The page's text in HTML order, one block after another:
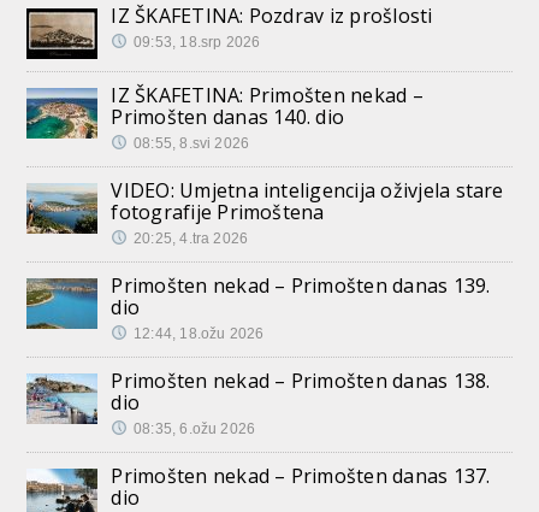
IZ ŠKAFETINA: Pozdrav iz prošlosti
09:53, 18.srp 2026
IZ ŠKAFETINA: Primošten nekad –
Primošten danas 140. dio
08:55, 8.svi 2026
VIDEO: Umjetna inteligencija oživjela stare
fotografije Primoštena
20:25, 4.tra 2026
Primošten nekad – Primošten danas 139.
dio
12:44, 18.ožu 2026
Primošten nekad – Primošten danas 138.
dio
08:35, 6.ožu 2026
Primošten nekad – Primošten danas 137.
dio